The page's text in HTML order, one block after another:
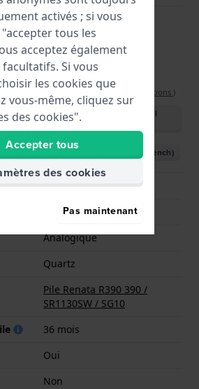
Couronne de tirer
SW-G-DD Voir les spécifications )
Télécharger le manuel
Télécharger le manuel (French)
ETA
Analogique
Quartz
Pile Renata R390 390 /
SR1130SW / SG10
36 mois
Oui
Non
activés ; si vous
tous les
acceptez également
Si vous
les cookies que
vous-même, cliquez sur
des cookies".
Accepter tous
des cookies
Pas maintenant